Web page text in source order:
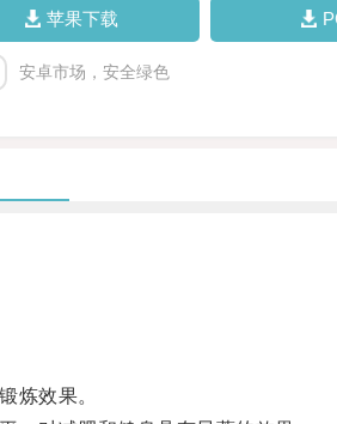
苹果下载
安卓市场，安全绿色
炼效果。